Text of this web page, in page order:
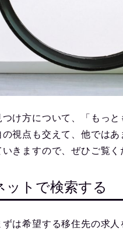
け方について、「もっ
視点も交えて、他では
きますので、ぜひご覧く
ットで検索する
ずは希望する移住先の求人